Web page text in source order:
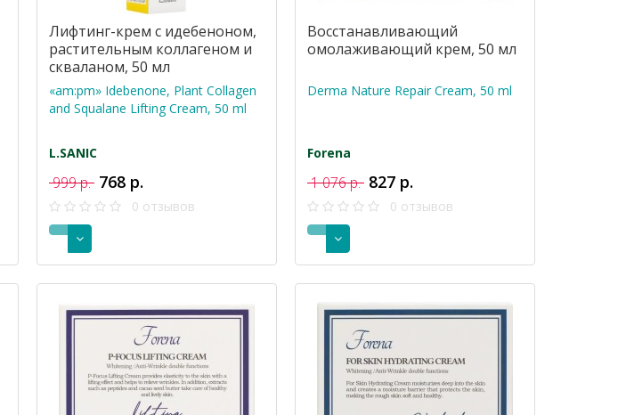
Лифтинг-крем с идебеноном,
растительным коллагеном и
скваланом, 50 мл
«am:pm» Idebenone, Plant Collagen
and Squalane Lifting Cream, 50 ml
L.SANIC
999 р. 768 р.
0 отзывов
Восстанавливающий
омолаживающий крем, 50 мл
Derma Nature Repair Cream, 50 ml
Forena
1 076 р. 827 р.
0 отзывов